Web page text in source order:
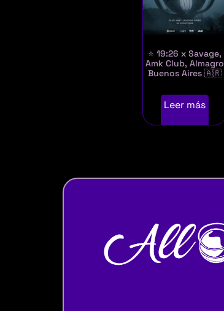
⭐ 19:26 x Savage,
Amk Club, Almagro
Buenos Aires 🇦🇷
Leer más